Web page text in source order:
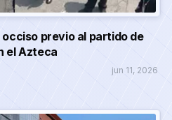
previo al partido de
el Azteca
jun 11, 2026